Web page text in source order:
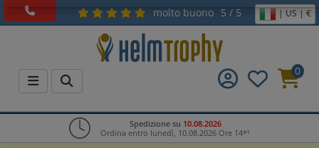
molto buono 5 / 5 | US | €
0
Spedizione su 10.08.2026
Ordina entro lunedì, 10.08.2026 Ore 14*¹